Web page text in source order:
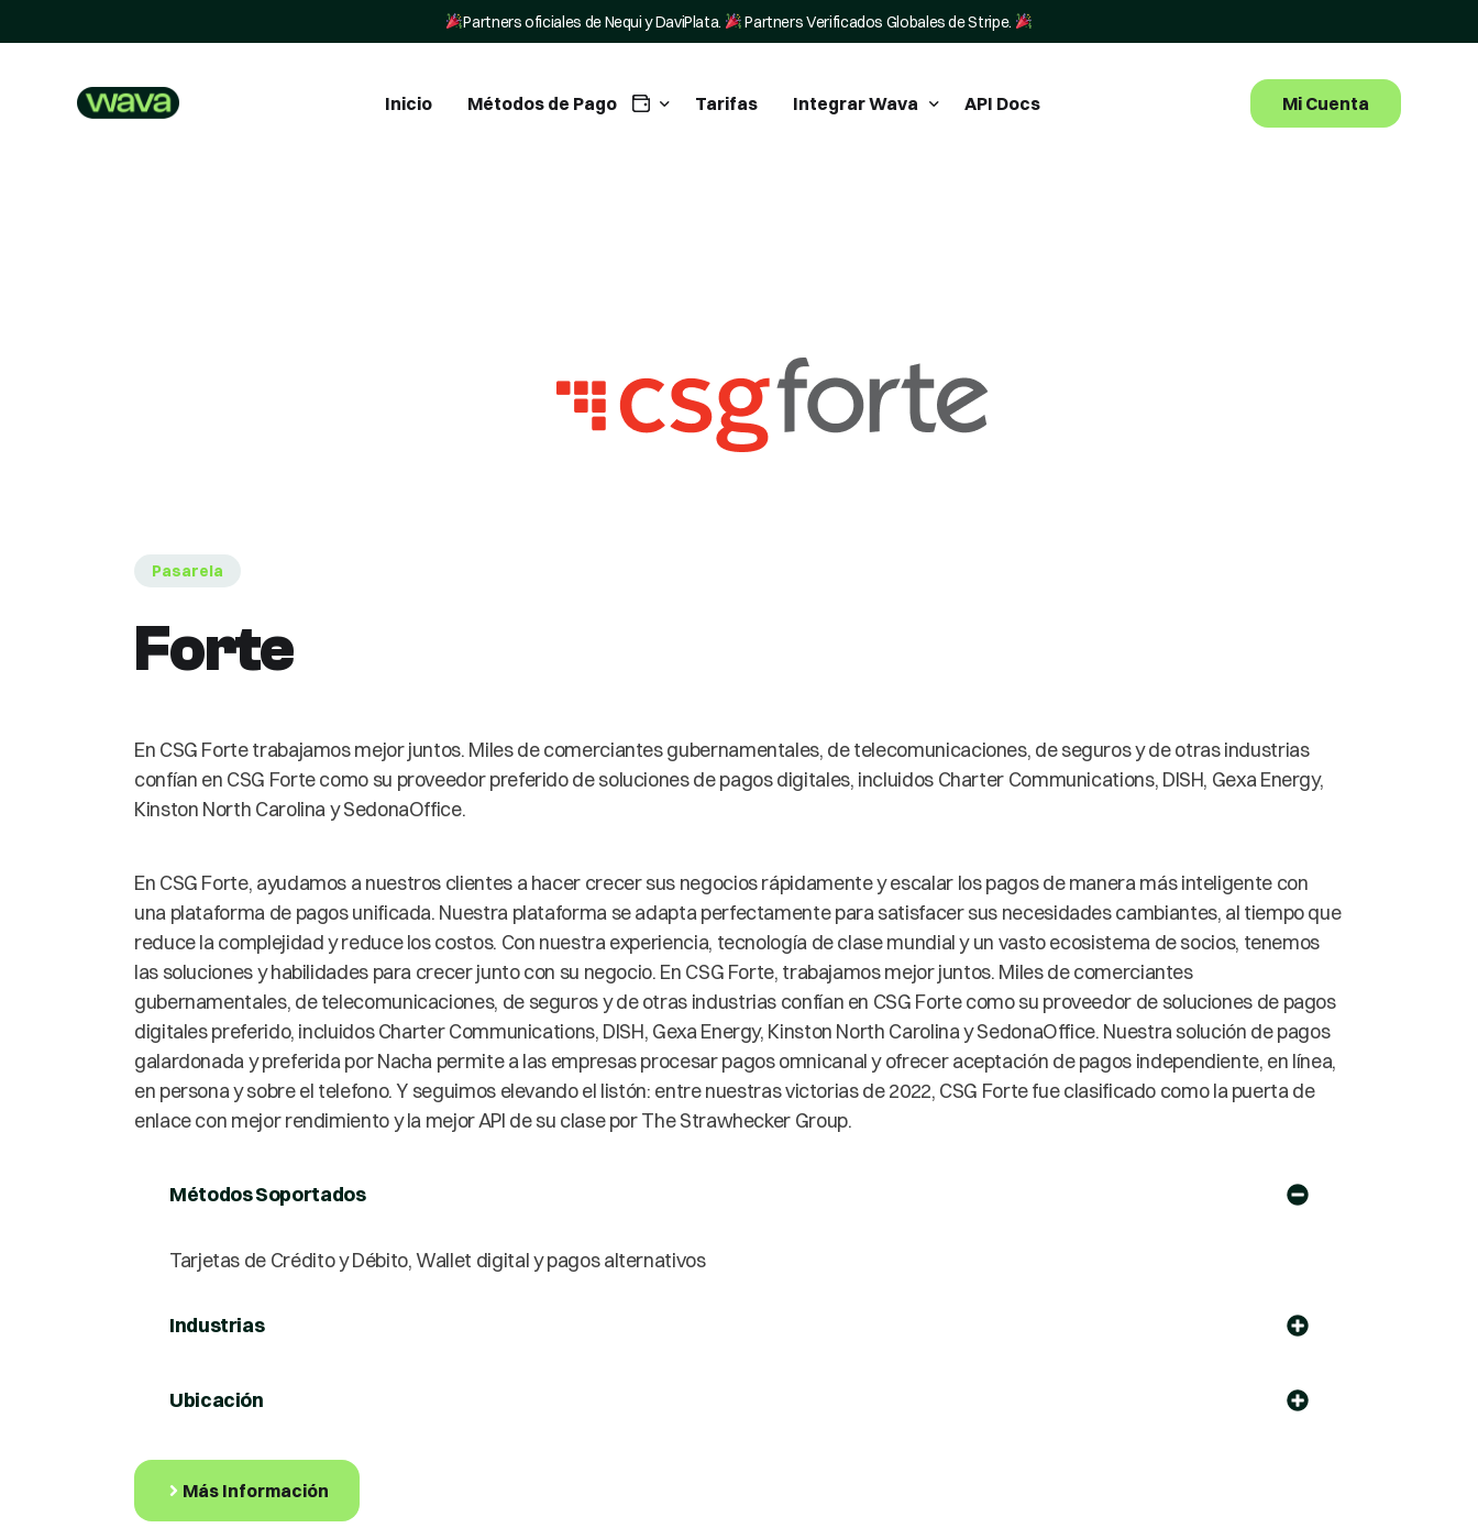
Partners oficiales de Nequi y DaviPlata. Partners Verificados Globales de Stripe.
Inicio Métodos de Pago Tarifas Integrar Wava API Docs Mi Cuenta
Pasarela
Forte
En CSG Forte trabajamos mejor juntos. Miles de comerciantes gubernamentales, de telecomunicaciones, de seguros y de otras industrias
confían en CSG Forte como su proveedor preferido de soluciones de pagos digitales, incluidos Charter Communications, DISH, Gexa Energy,
Kinston North Carolina y SedonaOffice.
En CSG Forte, ayudamos a nuestros clientes a hacer crecer sus negocios rápidamente y escalar los pagos de manera más inteligente con
una plataforma de pagos unificada. Nuestra plataforma se adapta perfectamente para satisfacer sus necesidades cambiantes, al tiempo que
reduce la complejidad y reduce los costos. Con nuestra experiencia, tecnología de clase mundial y un vasto ecosistema de socios, tenemos
las soluciones y habilidades para crecer junto con su negocio. En CSG Forte, trabajamos mejor juntos. Miles de comerciantes
gubernamentales, de telecomunicaciones, de seguros y de otras industrias confían en CSG Forte como su proveedor de soluciones de pagos
digitales preferido, incluidos Charter Communications, DISH, Gexa Energy, Kinston North Carolina y SedonaOffice. Nuestra solución de pagos
galardonada y preferida por Nacha permite a las empresas procesar pagos omnicanal y ofrecer aceptación de pagos independiente, en línea,
en persona y sobre el telefono. Y seguimos elevando el listón: entre nuestras victorias de 2022, CSG Forte fue clasificado como la puerta de
enlace con mejor rendimiento y la mejor API de su clase por The Strawhecker Group.
Métodos Soportados
Tarjetas de Crédito y Débito, Wallet digital y pagos alternativos
Industrias
Ubicación
Más Información